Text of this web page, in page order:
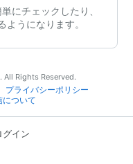
にチェックしたり、
うになります。
Rights Reserved.
プライバシーポリシー
について
グイン